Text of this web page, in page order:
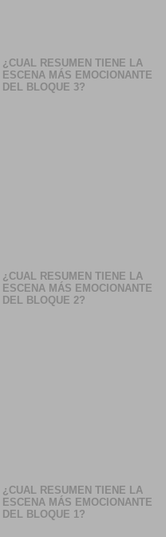
¿CUAL RESUMEN TIENE LA
ESCENA MÁS EMOCIONANTE
DEL BLOQUE 3?
¿CUAL RESUMEN TIENE LA
ESCENA MÁS EMOCIONANTE
DEL BLOQUE 2?
¿CUAL RESUMEN TIENE LA
ESCENA MÁS EMOCIONANTE
DEL BLOQUE 1?